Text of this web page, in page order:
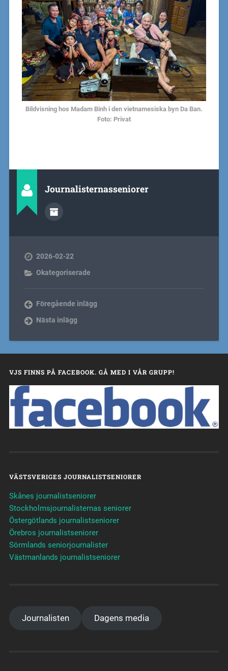
Bildvisning hos Madam Binh i den vietnamesiska byn Da Ban.
Foto: Privat
Journalisternasseniorer
2026-02-22
Okategoriserade
Föregående inlägg
Nästa inlägg
VJS FINNS PÅ FACEBOOK. GÅ MED I VÅR GRUPP!
VÄSTSVERIGES JOURNALISTSENIORER
Skånes journalistseniorer
Stockholmsjournalisternas seniorer
Östergötlands journalistseniorer
Örebros journalistseniorer
Sörmlands seniorjournalister
Västmanlands journalistseniorer
Journalisten Dagens media